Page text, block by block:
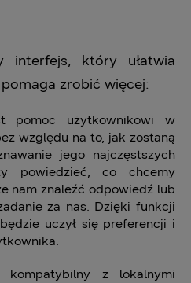
interfejs, który ułatwia
zrobić więcej:
pomoc użytkownikowi w
względu na to, jak zostaną
jego najczęstszych
powiedzieć, co chcemy
nam znaleźć odpowiedź lub
za nas. Dzięki funkcji
uczył się preferencji i
z lokalnymi